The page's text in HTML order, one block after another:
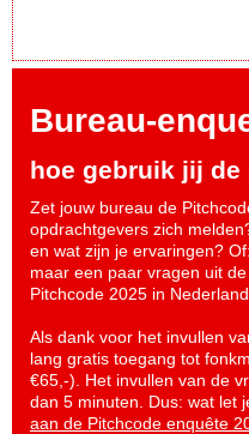
Bureau-
hoe gebruik jij de
Zet jouw bureau de
opdrachtgevers zich
en wat zijn je ervaringen?
maar een paar vragen uit
Pitchcode 2025 in Nederland.
Als dank voor het invullen
lang gratis toegang tot
€65,-). Het invullen van de
dan 5 minuten. Dus: wat let
aan de Pitchcode enquête